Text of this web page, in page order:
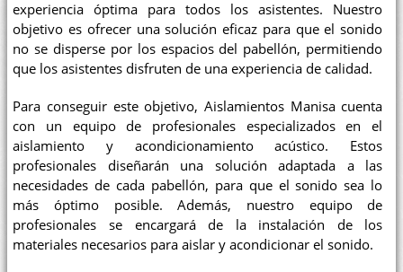
experiencia óptima para todos los asistentes. Nuestro
objetivo es ofrecer una solución eficaz para que el sonido
no se disperse por los espacios del pabellón, permitiendo
que los asistentes disfruten de una experiencia de calidad.
Para conseguir este objetivo, Aislamientos Manisa cuenta
con un equipo de profesionales especializados en el
aislamiento y acondicionamiento acústico. Estos
profesionales diseñarán una solución adaptada a las
necesidades de cada pabellón, para que el sonido sea lo
más óptimo posible. Además, nuestro equipo de
profesionales se encargará de la instalación de los
materiales necesarios para aislar y acondicionar el sonido.